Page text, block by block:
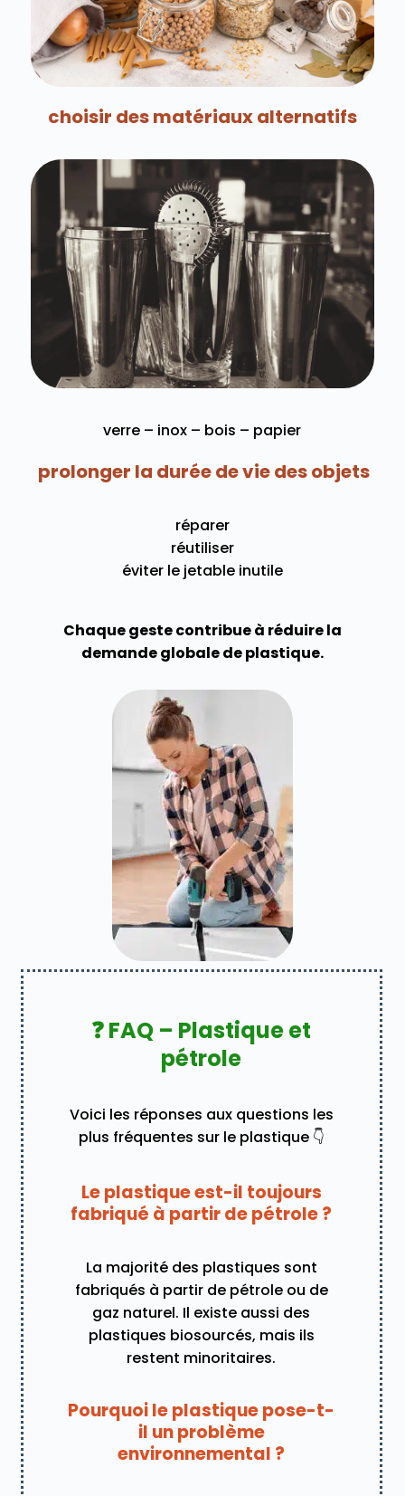
choisir des matériaux alternatifs
verre – inox – bois – papier
prolonger la durée de vie des objets
réparer
réutiliser
éviter le jetable inutile
Chaque geste contribue à réduire la
demande globale de plastique.
❓ FAQ – Plastique et
pétrole
Voici les réponses aux questions les
plus fréquentes sur le plastique 👇
Le plastique est-il toujours
fabriqué à partir de pétrole ?
La majorité des plastiques sont
fabriqués à partir de pétrole ou de
gaz naturel. Il existe aussi des
plastiques biosourcés, mais ils
restent minoritaires.
Pourquoi le plastique pose-t-
il un problème
environnemental ?